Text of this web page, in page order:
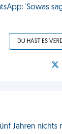
'Sowas
DU HAST ES
Jahren nichts